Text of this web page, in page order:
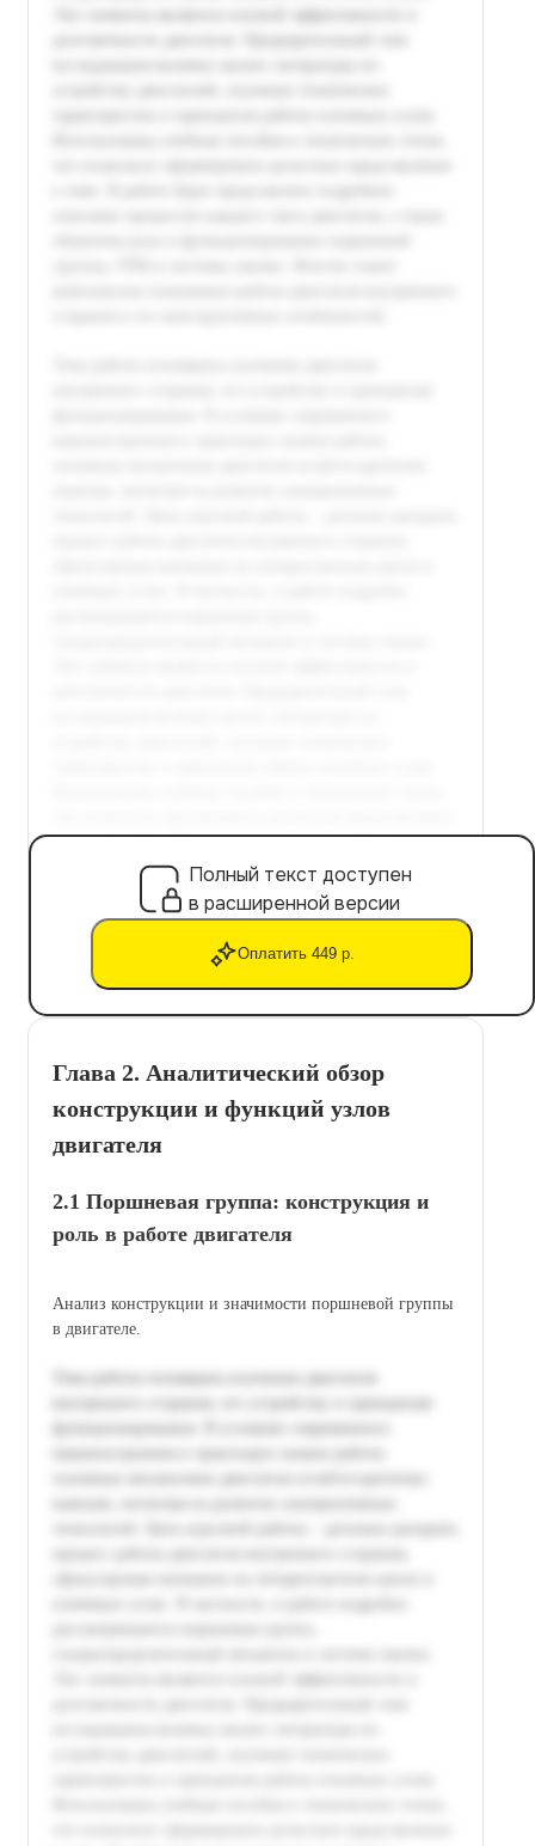
Полный текст доступен
в расширенной версии
Оплатить 449 р.
Глава 2. Аналитический обзор
конструкции и функций узлов
двигателя
2.1 Поршневая группа: конструкция и
роль в работе двигателя
Анализ конструкции и значимости поршневой группы
в двигателе.